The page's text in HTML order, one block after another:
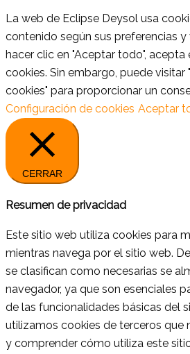
La web de Eclipse Deysol usa
contenido según sus preferencias y
hacer clic en "Aceptar todo", acepta
cookies. Sin embargo, puede visitar
cookies" para proporcionar un
Configuración de cookies Aceptar
CERRAR
Resumen de privacidad
Este sitio web utiliza cookies para
mientras navega por el sitio web.
se clasifican como necesarias se
navegador, ya que son esenciales
de las funcionalidades básicas del
utilizamos cookies de terceros que
y comprender cómo utiliza este